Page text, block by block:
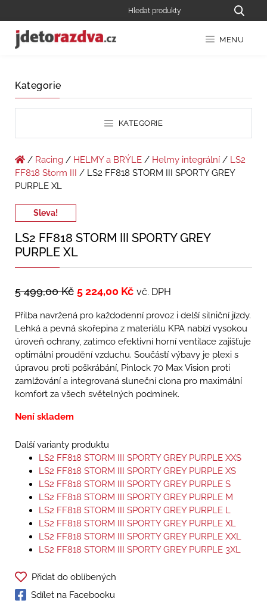
MENU
Kategorie
KATEGORIE
/ Racing / HELMY a BRÝLE / Helmy integrální / LS2
FF818 Storm III
/ LS2 FF818 STORM III SPORTY GREY
PURPLE XL
Sleva!
LS2 FF818 STORM III SPORTY GREY
PURPLE XL
5 499,00Kč 5 224,00 Kč vč. DPH
Přilba navržená pro každodenní provoz i delší silniční jízdy.
Lehká a pevná skořepina z materiálu KPA nabízí vysokou
úroveň ochrany, zatímco efektivní horní ventilace zajišťuje
optimální proudění vzduchu. Součástí výbavy je plexi s
úpravou proti poškrábání, Pinlock 70 Max Vision proti
zamlžování a integrovaná sluneční clona pro maximální
komfort za všech světelných podmínek.
Není skladem
Další varianty produktu
LS2 FF818 STORM III SPORTY GREY PURPLE XXS
LS2 FF818 STORM III SPORTY GREY PURPLE XS
LS2 FF818 STORM III SPORTY GREY PURPLE S
LS2 FF818 STORM III SPORTY GREY PURPLE M
LS2 FF818 STORM III SPORTY GREY PURPLE L
LS2 FF818 STORM III SPORTY GREY PURPLE XL
LS2 FF818 STORM III SPORTY GREY PURPLE XXL
LS2 FF818 STORM III SPORTY GREY PURPLE 3XL
Přidat do oblíbených
Sdílet na Facebooku